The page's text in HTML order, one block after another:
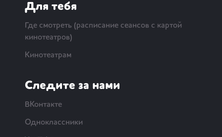
Для тебя
Где смотреть (расписание сеансов с картой
кинотеатров)
Кинотеатрам
Следите за нами
ВКонтакте
Одноклассники